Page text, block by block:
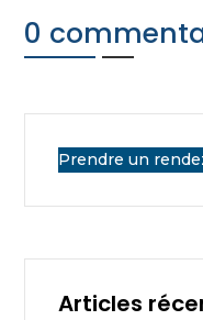
0
Prendre un
Articles